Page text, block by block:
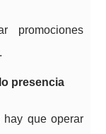
promociones
presencia
hay que operar